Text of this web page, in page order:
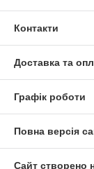
Контакти
Доставка та
Графік роботи
Повна версія
Сайт створено